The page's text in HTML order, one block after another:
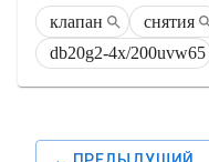
клапан снятия
db20g2-4x/200uvw65